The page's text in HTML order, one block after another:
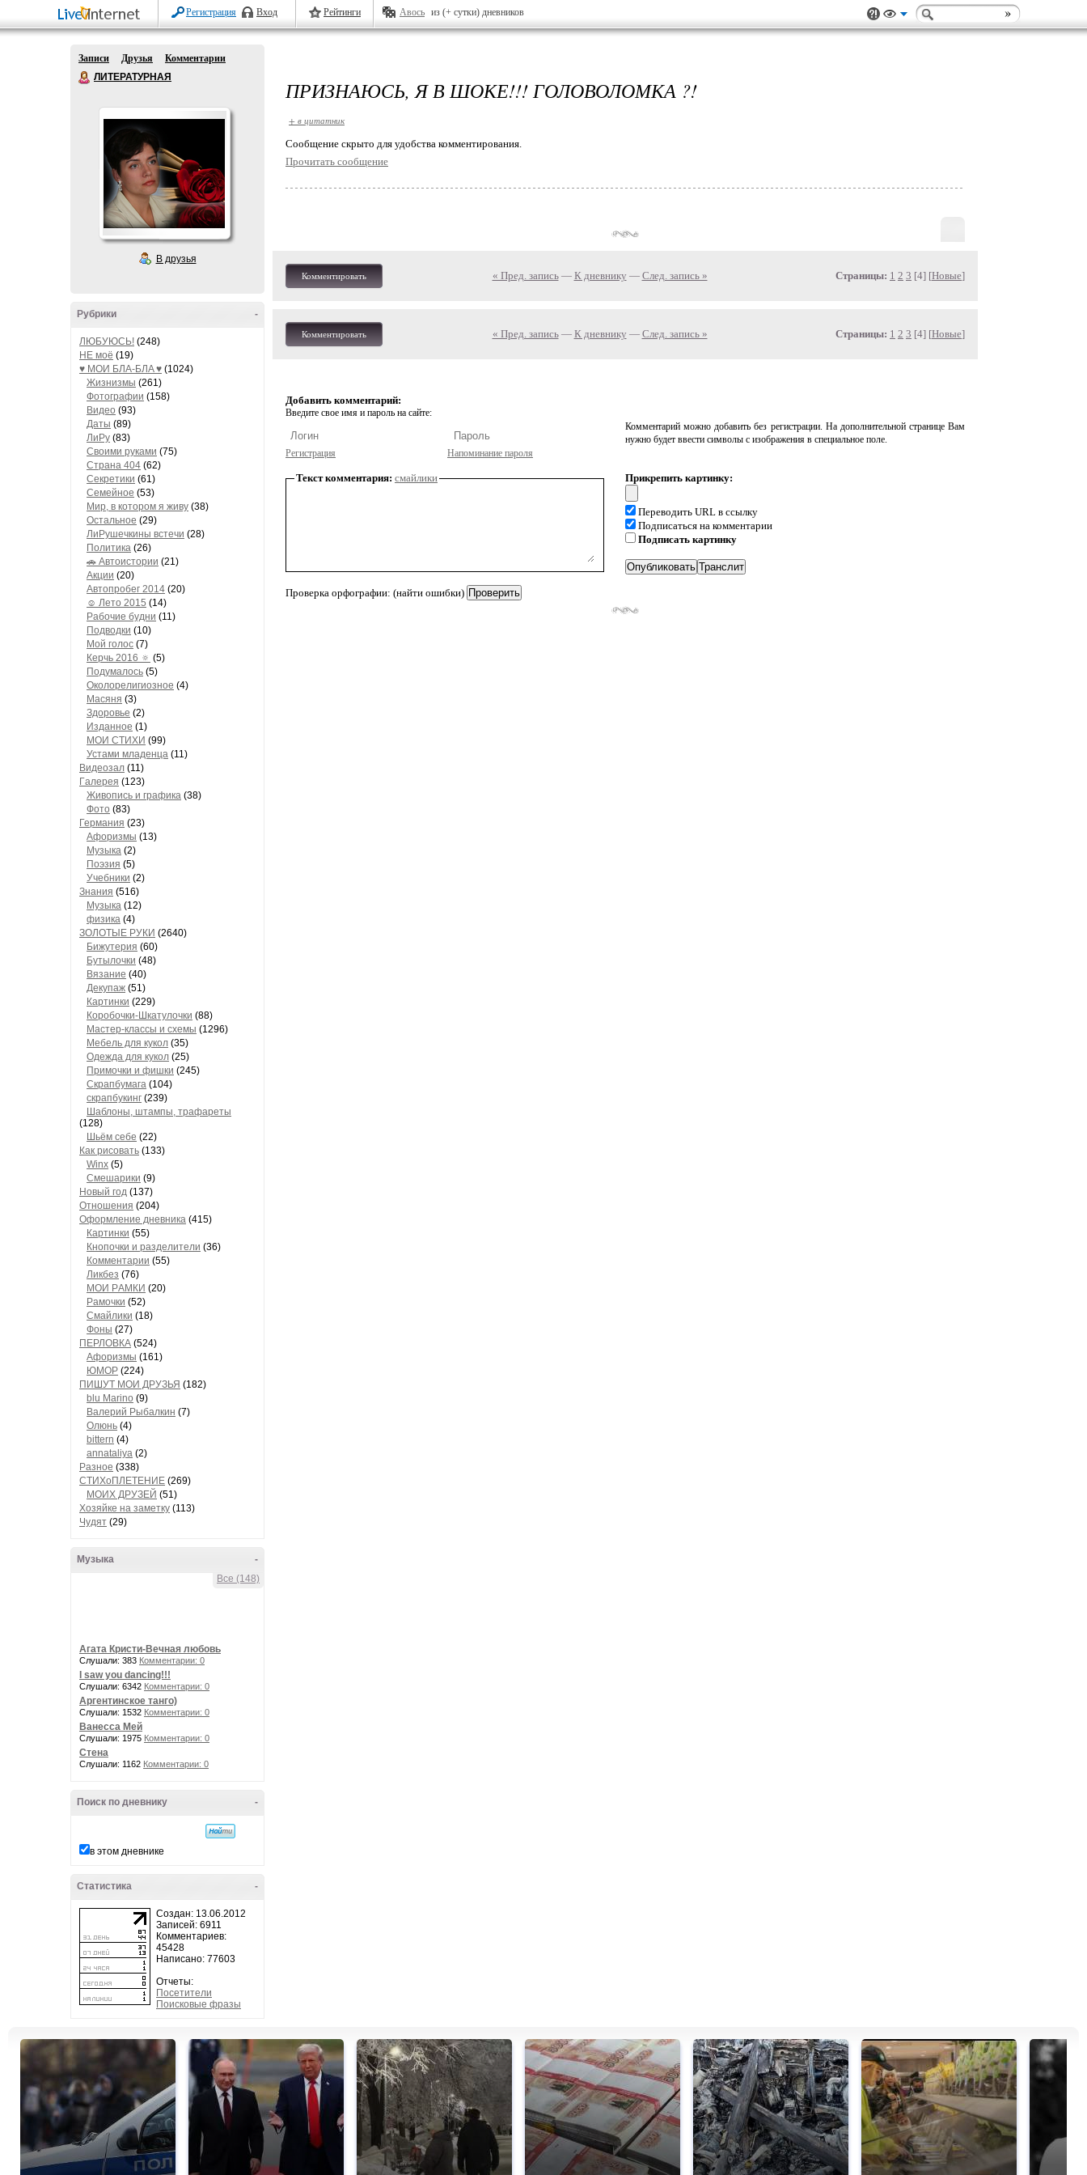
Регистрация Вход Рейтинги Авось из (+ сутки) дневников
Записи Друзья
Комментарии
ЛИТЕРАТУРНАЯ
В друзья
-
Рубрики
ЛЮБУЮСЬ! (248)
НЕ моё (19)
♥ МОИ БЛA-БЛA ♥ (1024)
Жизнизмы (261)
Фотографии (158)
Видео (93)
Даты (89)
ЛиРу (83)
Своими руками (75)
Страна 404 (62)
Секретики (61)
Семейное (53)
Мир, в котором я живу (38)
Остальное (29)
ЛиРушечкины встечи (28)
Политика (26)
🚗 Автоистории (21)
Акции (20)
Автопробег 2014 (20)
☺ Лето 2015 (14)
Рабочие будни (11)
Подводки (10)
Мой голос (7)
Керчь 2016 🔅 (5)
Подумалось (5)
Околорелигиозное (4)
Масяня (3)
Здоровье (2)
Изданное (1)
МОИ СТИХИ (99)
Устами младенца (11)
Видеозал (11)
Гaлерея (123)
Живопись и грaфикa (38)
Фото (83)
Гермaния (23)
Aфоризмы (13)
Музыкa (2)
Поэзия (5)
Учебники (2)
Знания (516)
Музыкa (12)
физика (4)
ЗОЛОТЫЕ РУКИ (2640)
Бижутерия (60)
Бутылочки (48)
Вязaние (40)
Декупaж (51)
Кaртинки (229)
Коробочки-Шкатулочки (88)
Мастер-классы и схемы (1296)
Мебель для кукол (35)
Одеждa для кукол (25)
Примочки и фишки (245)
Скрaпбумaгa (104)
скрапбукинг (239)
Шaблоны, штaмпы, трaфaреты
(128)
Шьём себе (22)
Как рисовать (133)
Winx (5)
Смешарики (9)
Новый год (137)
Отношения (204)
Оформление дневника (415)
Кaртинки (55)
Кнопочки и рaзделители (36)
Комментaрии (55)
Ликбез (76)
МОИ РAМКИ (20)
Рaмочки (52)
Смaйлики (18)
Фоны (27)
ПЕРЛОВКА (524)
Aфоризмы (161)
ЮМОР (224)
ПИШУТ МОИ ДРУЗЬЯ (182)
blu Marino (9)
Валерий Рыбалкин (7)
Олюнь (4)
bittern (4)
annataliya (2)
Разное (338)
СТИХоПЛЕТЕНИЕ (269)
МОИХ ДРУЗЕЙ (51)
Хозяйке на заметку (113)
Чудят (29)
-
Музыка
Все (148)
Агата Кристи-Вечная любовь
Слушали: 383 Комментарии: 0
I saw you dancing!!!
Слушали: 6342 Комментарии: 0
Аргентинское танго)
Слушали: 1532 Комментарии: 0
Ванесса Мей
Слушали: 1975 Комментарии: 0
Стена
Слушали: 1162 Комментарии: 0
-
Поиск по дневнику
в этом дневнике
-
Статистика
Создан: 13.06.2012
Записей: 6911
Комментариев:
45428
Написано: 77603
Отчеты:
Посетители
Поисковые фразы
ПРИЗНАЮСЬ, Я В ШОКЕ!!! ГОЛОВОЛОМКА ?!
+ в цитатник
Cообщение скрыто для удобства комментирования.
Прочитать сообщение
Комментировать « Пред. запись— К дневнику — След. запись » Страницы: 1 2 3 [4] [Новые]
Комментировать « Пред. запись— К дневнику — След. запись » Страницы: 1 2 3 [4] [Новые]
Добавить комментарий:
Введите свое имя и пароль на сайте:
Регистрация Напоминание пароля
Комментарий можно добавить без регистрации. На дополнительной странице Вам
нужно будет ввести символы с изображения в специальное поле.
Текст комментария: смайлики
Проверка орфографии: (найти ошибки)
Прикрепить картинку:
Переводить URL в ссылку
Подписаться на комментарии
Подписать картинку